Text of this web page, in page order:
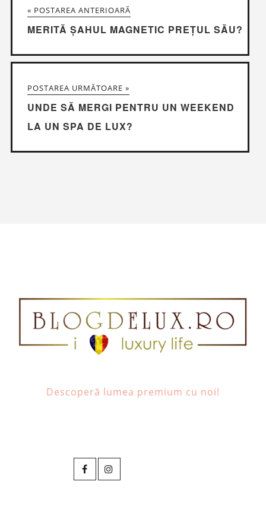
« POSTAREA ANTERIOARĂ
MERITĂ ȘAHUL MAGNETIC PREȚUL SĂU?
POSTAREA URMĂTOARE »
UNDE SĂ MERGI PENTRU UN WEEKEND
LA UN SPA DE LUX?
Descoperă lumea premium cu noi!